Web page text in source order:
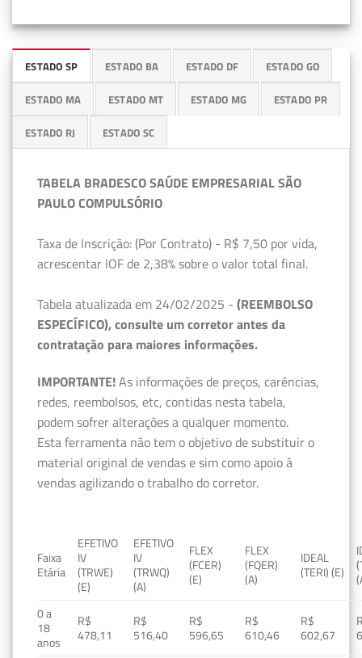
ESTADO SP ESTADO BA ESTADO DF ESTADO GO
ESTADO MA ESTADO MT ESTADO MG ESTADO PR
ESTADO RJ ESTADO SC
TABELA BRADESCO SAÚDE EMPRESARIAL SÃO
PAULO COMPULSÓRIO
Taxa de Inscrição: (Por Contrato) - R$ 7,50 por vida,
acrescentar IOF de 2,38% sobre o valor total final.
Tabela atualizada em 24/02/2025 - (REEMBOLSO
ESPECÍFICO), consulte um corretor antes da
contratação para maiores informações.
IMPORTANTE!As informações de preços, carências,
redes, reembolsos, etc, contidas nesta tabela,
podem sofrer alterações a qualquer momento.
Esta ferramenta não tem o objetivo de substituir o
material original de vendas e sim como apoio à
vendas agilizando o trabalho do corretor.
Faixa
Etária
EFETIVO
IV
(TRWE)
(E)
EFETIVO
IV
(TRWQ)
(A)
FLEX
(FCER)
(E)
FLEX
(FQER)
(A)
IDEAL
(TERI) (E)
0 a
18
anos
R$
478,11
R$
516,40
R$
596,65
R$
610,46
R$
602,67